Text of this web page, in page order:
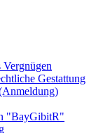
Gestattung
"BayGibitR"